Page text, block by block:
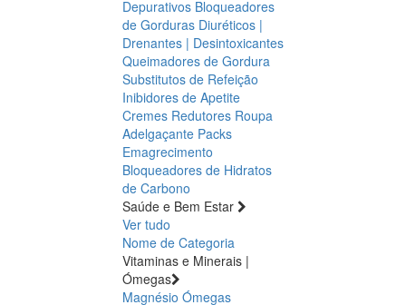
Depurativos Bloqueadores
de Gorduras Diuréticos |
Drenantes | Desintoxicantes
Queimadores de Gordura
Substitutos de Refeição
Inibidores de Apetite
Cremes Redutores Roupa
Adelgaçante Packs
Emagrecimento
Bloqueadores de Hidratos
de Carbono
Saúde e Bem Estar
Ver tudo
Nome de Categoria
Vitaminas e Minerais |
Ómegas
Magnésio Ómegas